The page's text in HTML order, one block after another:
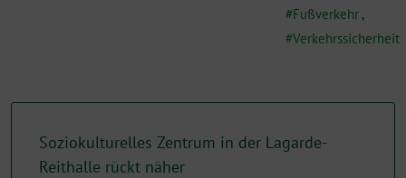
Fußverkehr ,
Verkehrssicherheit
Soziokulturelles Zentrum in der Lagarde-
Reithalle rückt näher